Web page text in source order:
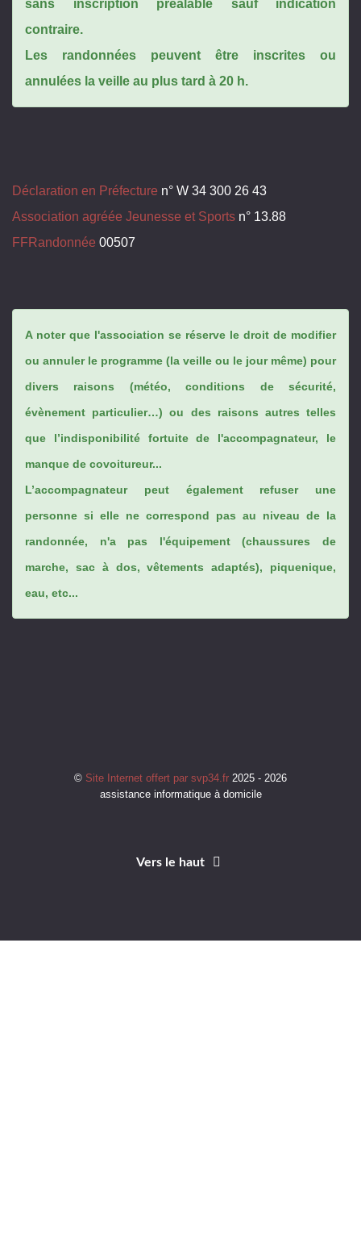
sans inscription préalable sauf indication
contraire.
Les randonnées peuvent être inscrites ou
annulées la veille au plus tard à 20 h.
Déclaration en Préfecture n° W 34 300 26 43
Association agréée Jeunesse et Sports n° 13.88
FFRandonnée 00507
A noter que l'association se réserve le droit de modifier
ou annuler le programme (la veille ou le jour même) pour
divers raisons (météo, conditions de sécurité,
évènement particulier…) ou des raisons autres telles
que l’indisponibilité fortuite de l'accompagnateur, le
manque de covoitureur...
L’accompagnateur peut également refuser une
personne si elle ne correspond pas au niveau de la
randonnée, n'a pas l'équipement (chaussures de
marche, sac à dos, vêtements adaptés), piquenique,
eau, etc...
© Site Internet offert par svp34.fr 2025 - 2026
assistance informatique à domicile
Vers le haut